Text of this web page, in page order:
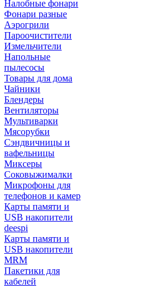
Налобные фонари
Фонари разные
Аэрогрили
Пароочистители
Измельчители
Напольные
пылесосы
Товары для дома
Чайники
Блендеры
Вентиляторы
Мультиварки
Мясорубки
Сэндвичницы и
вафельницы
Миксеры
Соковыжималки
Микрофоны для
телефонов и камер
Карты памяти и
USB накопители
deespi
Карты памяти и
USB накопители
MRM
Пакетики для
кабелей